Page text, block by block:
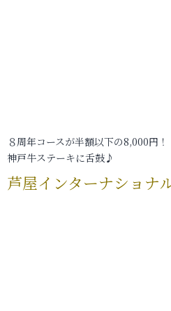
８周年コースが半額以下の8,000円！
神戸牛ステーキに舌鼓♪
芦屋インターナショナ